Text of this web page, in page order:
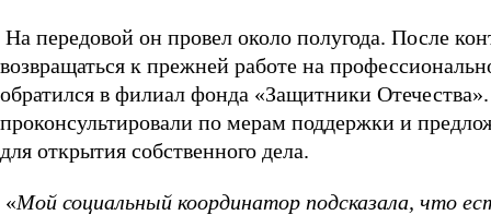
На передовой он провел около полугода. После
возвращаться к прежней работе на
обратился в филиал фонда «Защитники
проконсультировали по мерам поддержки и
для открытия собственного дела.
«Мой социальный координатор подсказала, что